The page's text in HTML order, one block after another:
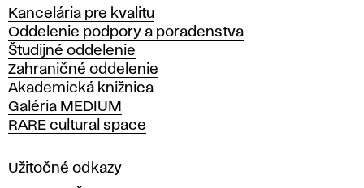
s
o
k
á
š
k
o
a
Kancelária pre kvalitu
Oddelenie podpory a poradenstva
Študijné oddelenie
Zahraničné oddelenie
Akademická knižnica
Galéria MEDIUM
RARE cultural space
Užitočné odkazy